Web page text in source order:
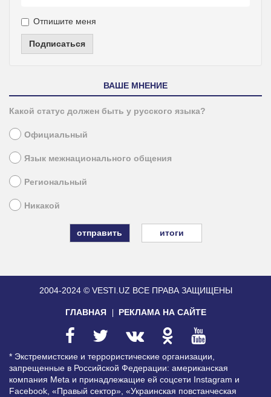
Отпишите меня
Подписаться
ВАШЕ МНЕНИЕ
Какой статус должен быть у русского языка?
Официальный
Язык межнационального общения
Региональный
Никакой
итоги
2004-2024 © VESTI.UZ ВСЕ ПРАВА ЗАЩИЩЕНЫ
ГЛАВНАЯ РЕКЛАМА НА САЙТЕ
* Экстремистские и террористические организации,
запрещенные в Российской Федерации: американская
компания Meta и принадлежащие ей соцсети Instagram и
Facebook, «Правый сектор», «Украинская повстанческая